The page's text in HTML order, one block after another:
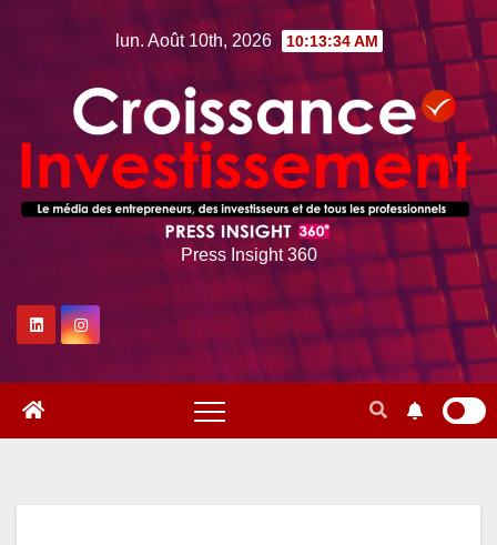
lun. Août 10th, 2026 10:13:35 AM
Press Insight 360